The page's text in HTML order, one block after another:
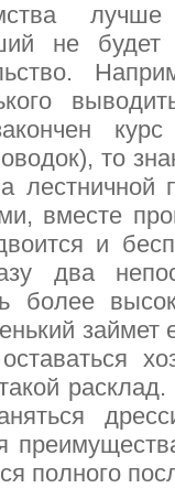
лучше
не будет
то
лестничной
вместе
и
два
более
займет
полного